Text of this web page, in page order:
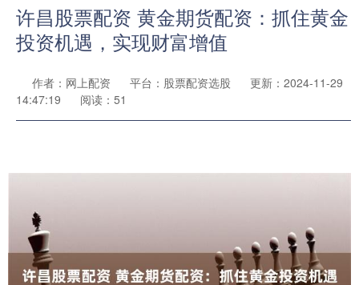
许昌股票配资 黄金期货配资：抓住黄金
投资机遇，实现财富增值
作者：网上配资 平台：股票配资选股
更新：2024-11-29
14:47:19
阅读：51